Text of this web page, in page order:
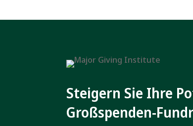
Steigern Sie Ihre
Großspenden-